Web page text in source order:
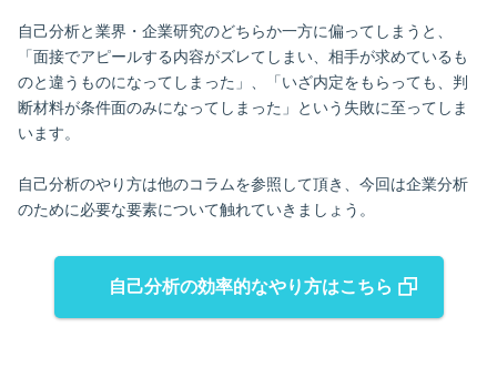
自己分析と業界・企業研究のどちらか一方に偏ってしまうと、
「面接でアピールする内容がズレてしまい、相手が求めているも
のと違うものになってしまった」、「いざ内定をもらっても、判
断材料が条件面のみになってしまった」という失敗に至ってしま
います。
自己分析のやり方は他のコラムを参照して頂き、今回は企業分析
のために必要な要素について触れていきましょう。
自己分析の効率的なやり方はこちら